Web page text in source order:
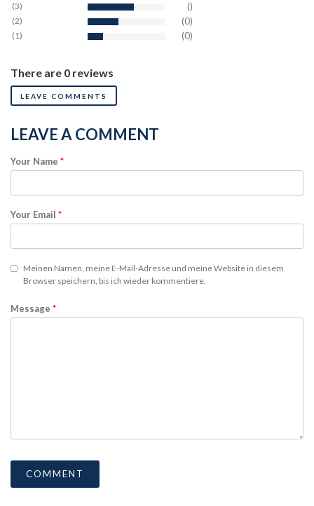
(3) ()
(2) (0)
(1) (0)
There are 0 reviews
LEAVE COMMENTS
LEAVE A COMMENT
Your Name *
Your Email *
Meinen Namen, meine E-Mail-Adresse und meine Website in diesem
Browser speichern, bis ich wieder kommentiere.
Message *